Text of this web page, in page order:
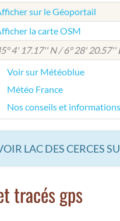
sur le Géoportail
la carte OSM
4' 17.17'' N / 6° 28' 20.57''
Voir sur Météoblue
Météo France
Nos conseils et
LAC DES CERCES
tracés gps